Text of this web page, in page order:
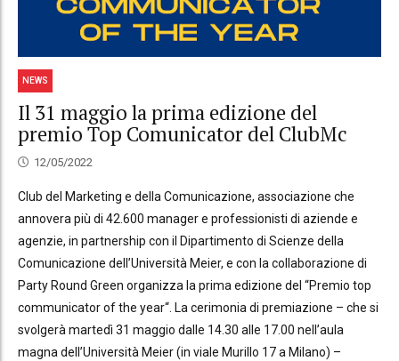
NEWS
Il 31 maggio la prima edizione del
premio Top Comunicator del ClubMc
12/05/2022
Club del Marketing e della Comunicazione, associazione che
annovera più di 42.600 manager e professionisti di aziende e
agenzie, in partnership con il Dipartimento di Scienze della
Comunicazione dell’Università Meier, e con la collaborazione di
Party Round Green organizza la prima edizione del “Premio top
communicator of the year“. La cerimonia di premiazione – che si
svolgerà martedì 31 maggio dalle 14.30 alle 17.00 nell’aula
magna dell’Università Meier (in viale Murillo 17 a Milano) –